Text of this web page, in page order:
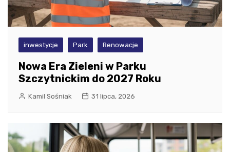
inwestycje Park Renowacje
Nowa Era Zieleni w Parku
Szczytnickim do 2027 Roku
Kamil Sośniak 31 lipca, 2026